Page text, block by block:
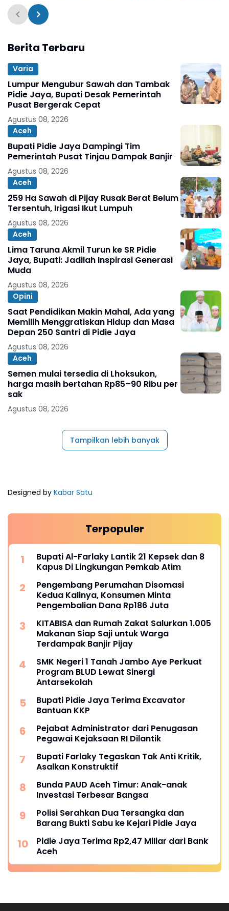
Berita Terbaru
Varia
Lumpur Mengubur Sawah dan Tambak
Pidie Jaya, Bupati Desak Pemerintah
Pusat Bergerak Cepat
Agustus 08, 2026
Aceh
Bupati Pidie Jaya Dampingi Tim
Pemerintah Pusat Tinjau Dampak Banjir
Agustus 08, 2026
Aceh
259 Ha Sawah di Pijay Rusak Berat Belum
Tersentuh, Irigasi Ikut Lumpuh
Agustus 08, 2026
Aceh
Lima Taruna Akmil Turun ke SR Pidie
Jaya, Bupati: Jadilah Inspirasi Generasi
Muda
Agustus 08, 2026
Opini
Saat Pendidikan Makin Mahal, Ada yang
Memilih Menggratiskan Hidup dan Masa
Depan 250 Santri di Pidie Jaya
Agustus 08, 2026
Aceh
Semen mulai tersedia di Lhoksukon,
harga masih bertahan Rp85–90 Ribu per
sak
Agustus 08, 2026
Tampilkan lebih banyak
Designed by Kabar Satu
Terpopuler
Bupati Al-Farlaky Lantik 21 Kepsek dan 8
Kapus Di Lingkungan Pemkab Atim
Pengembang Perumahan Disomasi
Kedua Kalinya, Konsumen Minta
Pengembalian Dana Rp186 Juta
KITABISA dan Rumah Zakat Salurkan 1.005
Makanan Siap Saji untuk Warga
Terdampak Banjir Pijay
SMK Negeri 1 Tanah Jambo Aye Perkuat
Program BLUD Lewat Sinergi
Antarsekolah
Bupati Pidie Jaya Terima Excavator
Bantuan KKP
Pejabat Administrator dari Penugasan
Pegawai Kejaksaan RI Dilantik
Bupati Farlaky Tegaskan Tak Anti Kritik,
Asalkan Konstruktif
Bunda PAUD Aceh Timur: Anak-anak
Investasi Terbesar Bangsa
Polisi Serahkan Dua Tersangka dan
Barang Bukti Sabu ke Kejari Pidie Jaya
Pidie Jaya Terima Rp2,47 Miliar dari Bank
Aceh